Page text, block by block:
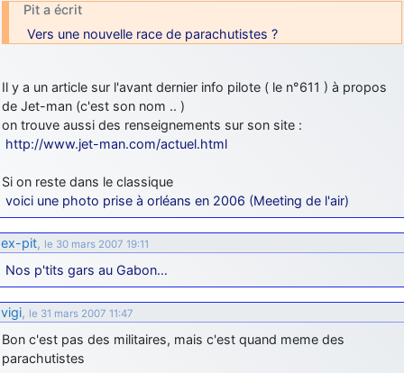
Pit a écrit
Vers une nouvelle race de parachutistes ?
Il y a un article sur l'avant dernier info pilote ( le n°611 ) à propos
de Jet-man (c'est son nom .. )
on trouve aussi des renseignements sur son site :
http://www.jet-man.com/actuel.html
Si on reste dans le classique
voici une photo prise à orléans en 2006 (Meeting de l'air)
ex-pit, le 30 mars 2007 19:11
Nos p'tits gars au Gabon…
vigi, le 31 mars 2007 11:47
Bon c'est pas des militaires, mais c'est quand meme des
parachutistes